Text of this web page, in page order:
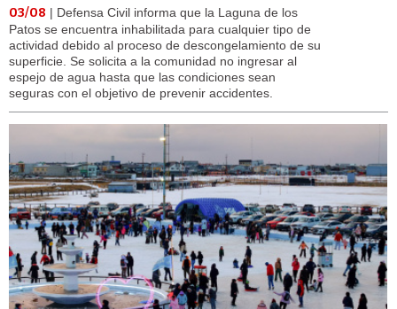
03/08 | Defensa Civil informa que la Laguna de los
Patos se encuentra inhabilitada para cualquier tipo de
actividad debido al proceso de descongelamiento de su
superficie. Se solicita a la comunidad no ingresar al
espejo de agua hasta que las condiciones sean
seguras con el objetivo de prevenir accidentes.